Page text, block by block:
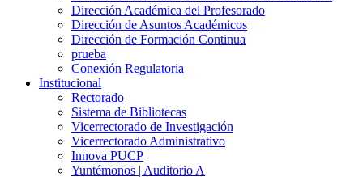
Dirección Académica del Profesorado
Dirección de Asuntos Académicos
Dirección de Formación Continua
prueba
Conexión Regulatoria
Institucional
Rectorado
Sistema de Bibliotecas
Vicerrectorado de Investigación
Vicerrectorado Administrativo
Innova PUCP
Yuntémonos | Auditorio A